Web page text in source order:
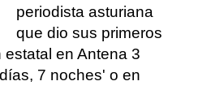
periodista asturiana
que dio sus primeros
en Antena 3
7 noches' o en